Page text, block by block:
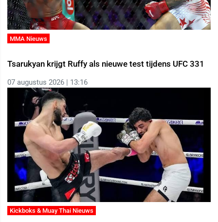
MMA Nieuws
Tsarukyan krijgt Ruffy als nieuwe test tijdens UFC 331
07 augustus 2026 | 13:16
Kickboks & Muay Thai Nieuws